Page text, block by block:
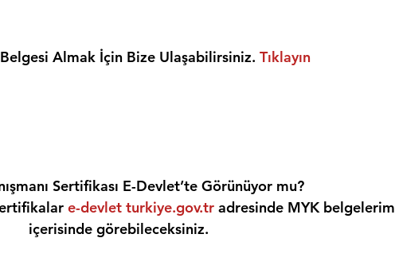
Belgesi Almak İçin Bize Ulaşabilirsiniz. Tıklayın
Sertifikası E-Devlet’te Görünüyor mu?
e-devlet turkiye.gov.tr adresinde MYK belgelerim
içerisinde görebileceksiniz.